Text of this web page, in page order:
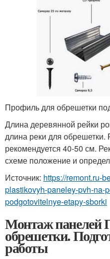
Профиль для обрешетки
Длина деревянной рейки
длина реки для
рекомендуется 40-50 см.
схеме положение и
Источник: https://remont.ru-
plastikovyh-paneley-pvh-na-
podgotovitelnye-etapy-sborki
Монтаж панелей
обрешетки.
работы